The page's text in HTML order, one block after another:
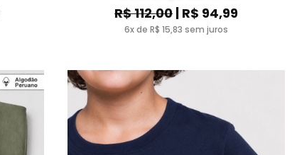
R$ 112,00| R$ 94,99
6x de R$ 15,83 sem juros